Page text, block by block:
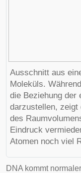
Ausschnitt aus
Moleküls.
die Beziehung der
darzustellen, zeigt
des
Eindruck
Atomen noch viel
DNA kommt